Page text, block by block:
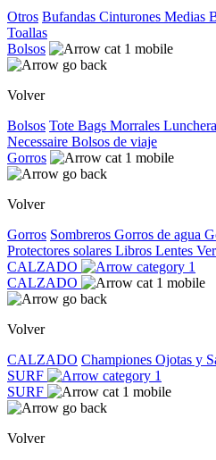
Otros Bufandas Cinturones Medias
Toallas
Bolsos
Volver
Bolsos Tote Bags Morrales
Necessaire Bolsos de viaje
Gorros
Volver
Gorros Sombreros Gorros de agua
Protectores solares Libros Lentes
CALZADO
CALZADO
Volver
CALZADO Championes Ojotas y
SURF
SURF
Volver